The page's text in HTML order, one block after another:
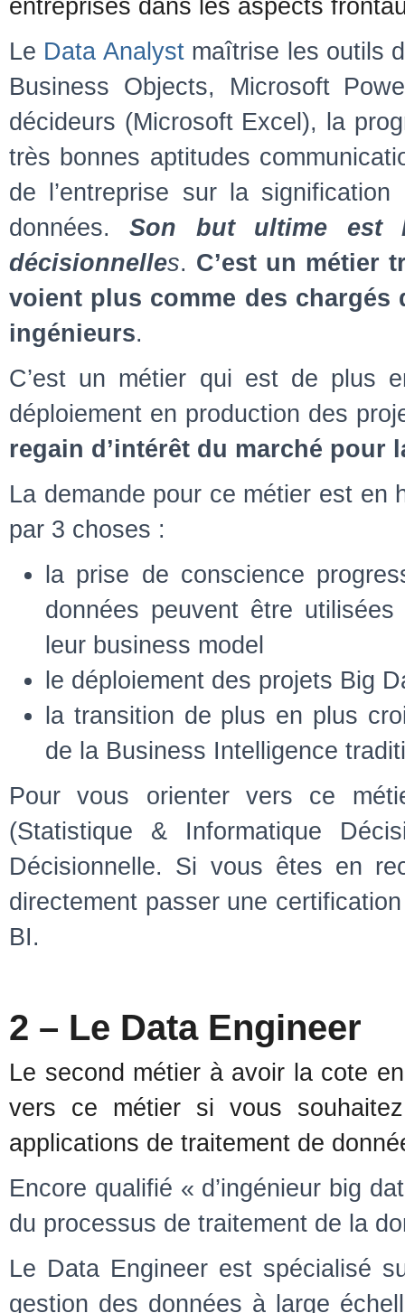
entreprises dans les aspects
Le Data Analystmaîtrise les outils
Business Objects, Microsoft
décideurs (Microsoft Excel), la
très bonnes aptitudes
de l’entreprise sur la
données.Son but ultime est
décisionnelles. C’est un métier
voient plus comme des chargés
ingénieurs.
C’est un métier qui est de plus
déploiement en production des
regain d’intérêt du marché pour
La demande pour ce métier est en
par 3 choses :
la prise de conscience
données peuvent être
leur business model
le déploiement des projets Big
la transition de plus en plus
de la Business Intelligence
Pour vous orienter vers ce
(Statistique & Informatique
Décisionnelle. Si vous êtes en
directement passer une
BI.
2 – Le Data Engineer
Le second métier à avoir la cote
vers ce métier si vous
applications de traitement de
Encore qualifié « d’ingénieur big
du processus de traitement de la
Le Data Engineer est spécialisé
gestion des données à large